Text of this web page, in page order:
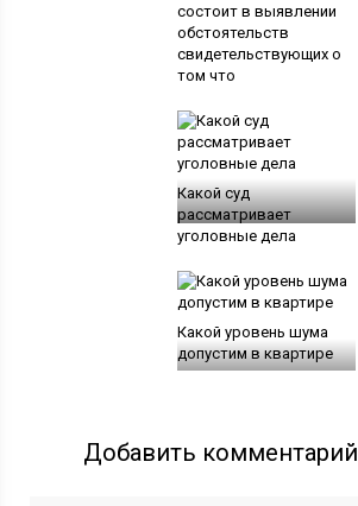
состоит в выявлении
обстоятельств
свидетельствующих о
том что
Какой суд
рассматривает
уголовные дела
Какой уровень шума
допустим в квартире
Добавить комментарий